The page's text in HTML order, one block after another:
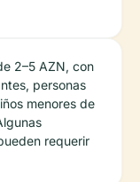
2–5 AZN, con
personas
menores de
requerir